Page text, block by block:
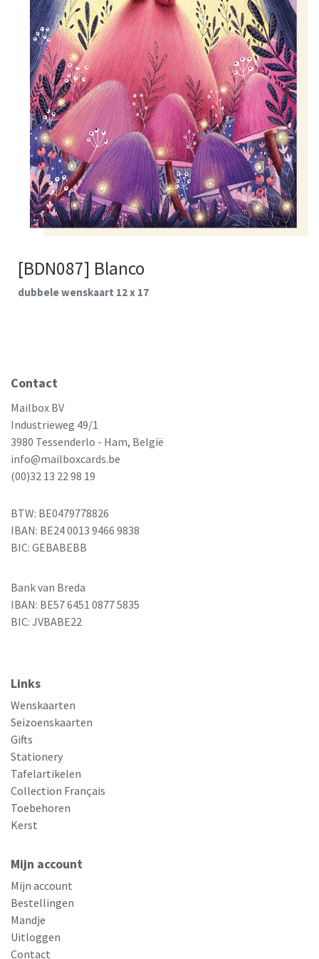
[BDN087] Blanco
dubbele wenskaart 12 x 17
Contact
Mailbox BV
Industrieweg 49/1
3980 Tessenderlo - Ham, België
info@mailboxcards.be
(00)32 13 22 98 19
BTW: BE0479778826
IBAN: BE24 0013 9466 9838
BIC: GEBABEBB
Bank van Breda
IBAN: BE57 6451 0877 5835
BIC: JVBABE22
Links
Wenskaarten
Seizoenskaarten
Gifts
Stationery
Tafelartikelen
Collection Français
Toebehoren
Kerst
Mijn account
Mijn account
Bestellingen
Mandje
Uitloggen
Contact